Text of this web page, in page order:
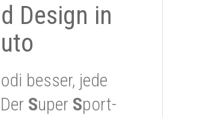
Design in
besser, jede
Super Sport-